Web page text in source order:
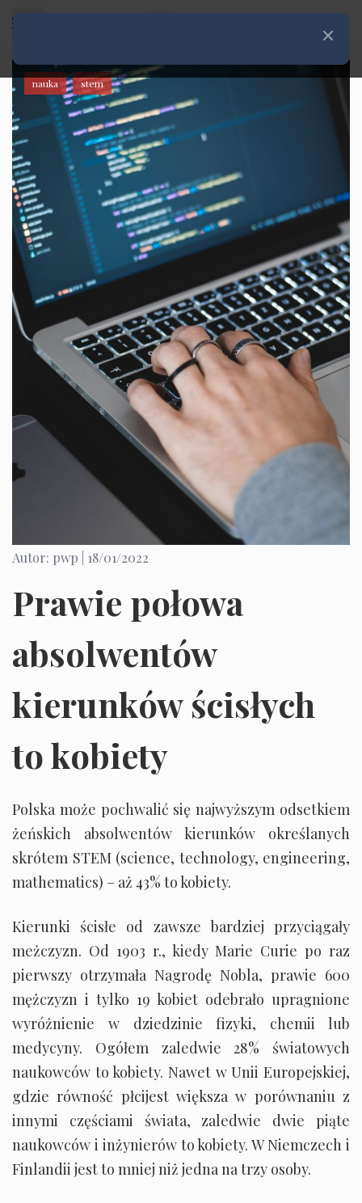
nauka stem
Autor: pwp | 18/01/2022
Prawie połowa
absolwentów
kierunków ścisłych
to kobiety
Polska może pochwalić się najwyższym odsetkiem
żeńskich absolwentów kierunków określanych
skrótem STEM (science, technology, engineering,
mathematics) – aż 43% to kobiety.
Kierunki ścisłe od zawsze bardziej przyciągały
meżczyzn. Od 1903 r., kiedy Marie Curie po raz
pierwszy otrzymała Nagrodę Nobla, prawie 600
mężczyzn i tylko 19 kobiet odebrało upragnione
wyróżnienie w dziedzinie fizyki, chemii lub
medycyny. Ogółem zaledwie 28% światowych
naukowców to kobiety. Nawet w Unii Europejskiej,
gdzie równość płcijest większa w porównaniu z
innymi częściami świata, zaledwie dwie piąte
naukowców i inżynierów to kobiety. W Niemczech i
Finlandii jest to mniej niż jedna na trzy osoby.
Zamknij